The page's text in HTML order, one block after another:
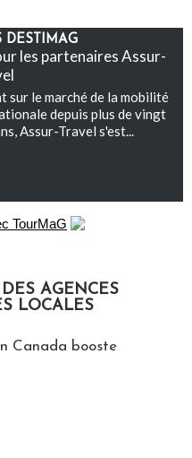
DESTIMAG
les partenaires Assur-
sur le marché de la mobilité
depuis plus de vingt
Assur-Travel s'est...
AGENCES
LOCALES
Canada booste